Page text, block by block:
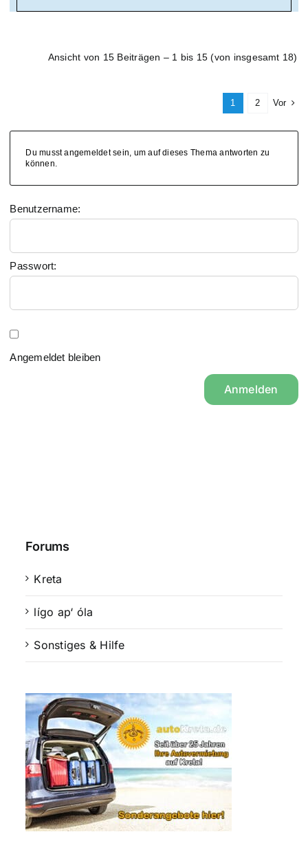
Ansicht von 15 Beiträgen – 1 bis 15 (von insgesamt 18)
1 2 Vor
Du musst angemeldet sein, um auf dieses Thema antworten zu
können.
Benutzername:
Passwort:
Angemeldet bleiben
Anmelden
Forums
Kreta
lígo ap‘ óla
Sonstiges & Hilfe